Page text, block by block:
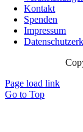
Kontakt
Spenden
Impressum
Page load link
Go to Top